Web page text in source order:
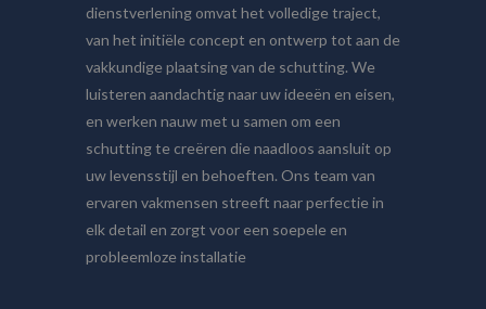
dienstverlening omvat het volledige traject,
van het initiële concept en ontwerp tot aan de
vakkundige plaatsing van de schutting. We
luisteren aandachtig naar uw ideeën en eisen,
en werken nauw met u samen om een
schutting te creëren die naadloos aansluit op
uw levensstijl en behoeften. Ons team van
ervaren vakmensen streeft naar perfectie in
elk detail en zorgt voor een soepele en
probleemloze installatie